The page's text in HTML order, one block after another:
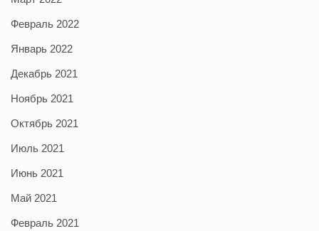
Февраль 2022
Январь 2022
Декабрь 2021
Ноябрь 2021
Октябрь 2021
Июль 2021
Июнь 2021
Май 2021
Февраль 2021